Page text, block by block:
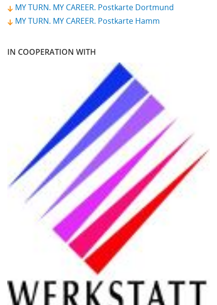
MY TURN. MY CAREER. Postkarte Dortmund
MY TURN. MY CAREER. Postkarte Hamm
IN COOPERATION WITH